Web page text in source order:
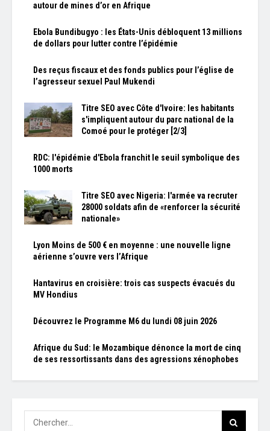
autour de mines d’or en Afrique
Ebola Bundibugyo : les États-Unis débloquent 13 millions
de dollars pour lutter contre l’épidémie
Des reçus fiscaux et des fonds publics pour l’église de
l’agresseur sexuel Paul Mukendi
Titre SEO avec Côte d'Ivoire: les habitants
s'impliquent autour du parc national de la
Comoé pour le protéger [2/3]
RDC: l'épidémie d'Ebola franchit le seuil symbolique des
1000 morts
Titre SEO avec Nigeria: l'armée va recruter
28000 soldats afin de «renforcer la sécurité
nationale»
Lyon Moins de 500 € en moyenne : une nouvelle ligne
aérienne s’ouvre vers l’Afrique
Hantavirus en croisière: trois cas suspects évacués du
MV Hondius
Découvrez le Programme M6 du lundi 08 juin 2026
Afrique du Sud: le Mozambique dénonce la mort de cinq
de ses ressortissants dans des agressions xénophobes